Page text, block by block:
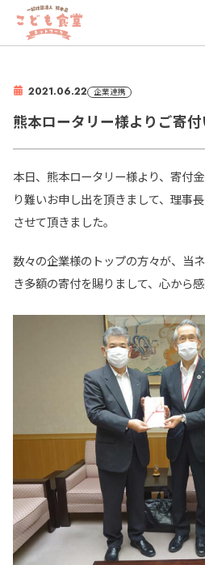
2021.06.22 企業連携
熊本ロータリー様よりご寄
本日、熊本ロータリー様より、寄付
り難いお申し出を頂きまして、理事
させて頂きました。
数々の企業様のトップの方々が、当
き多額の寄付を賜りまして、心から感